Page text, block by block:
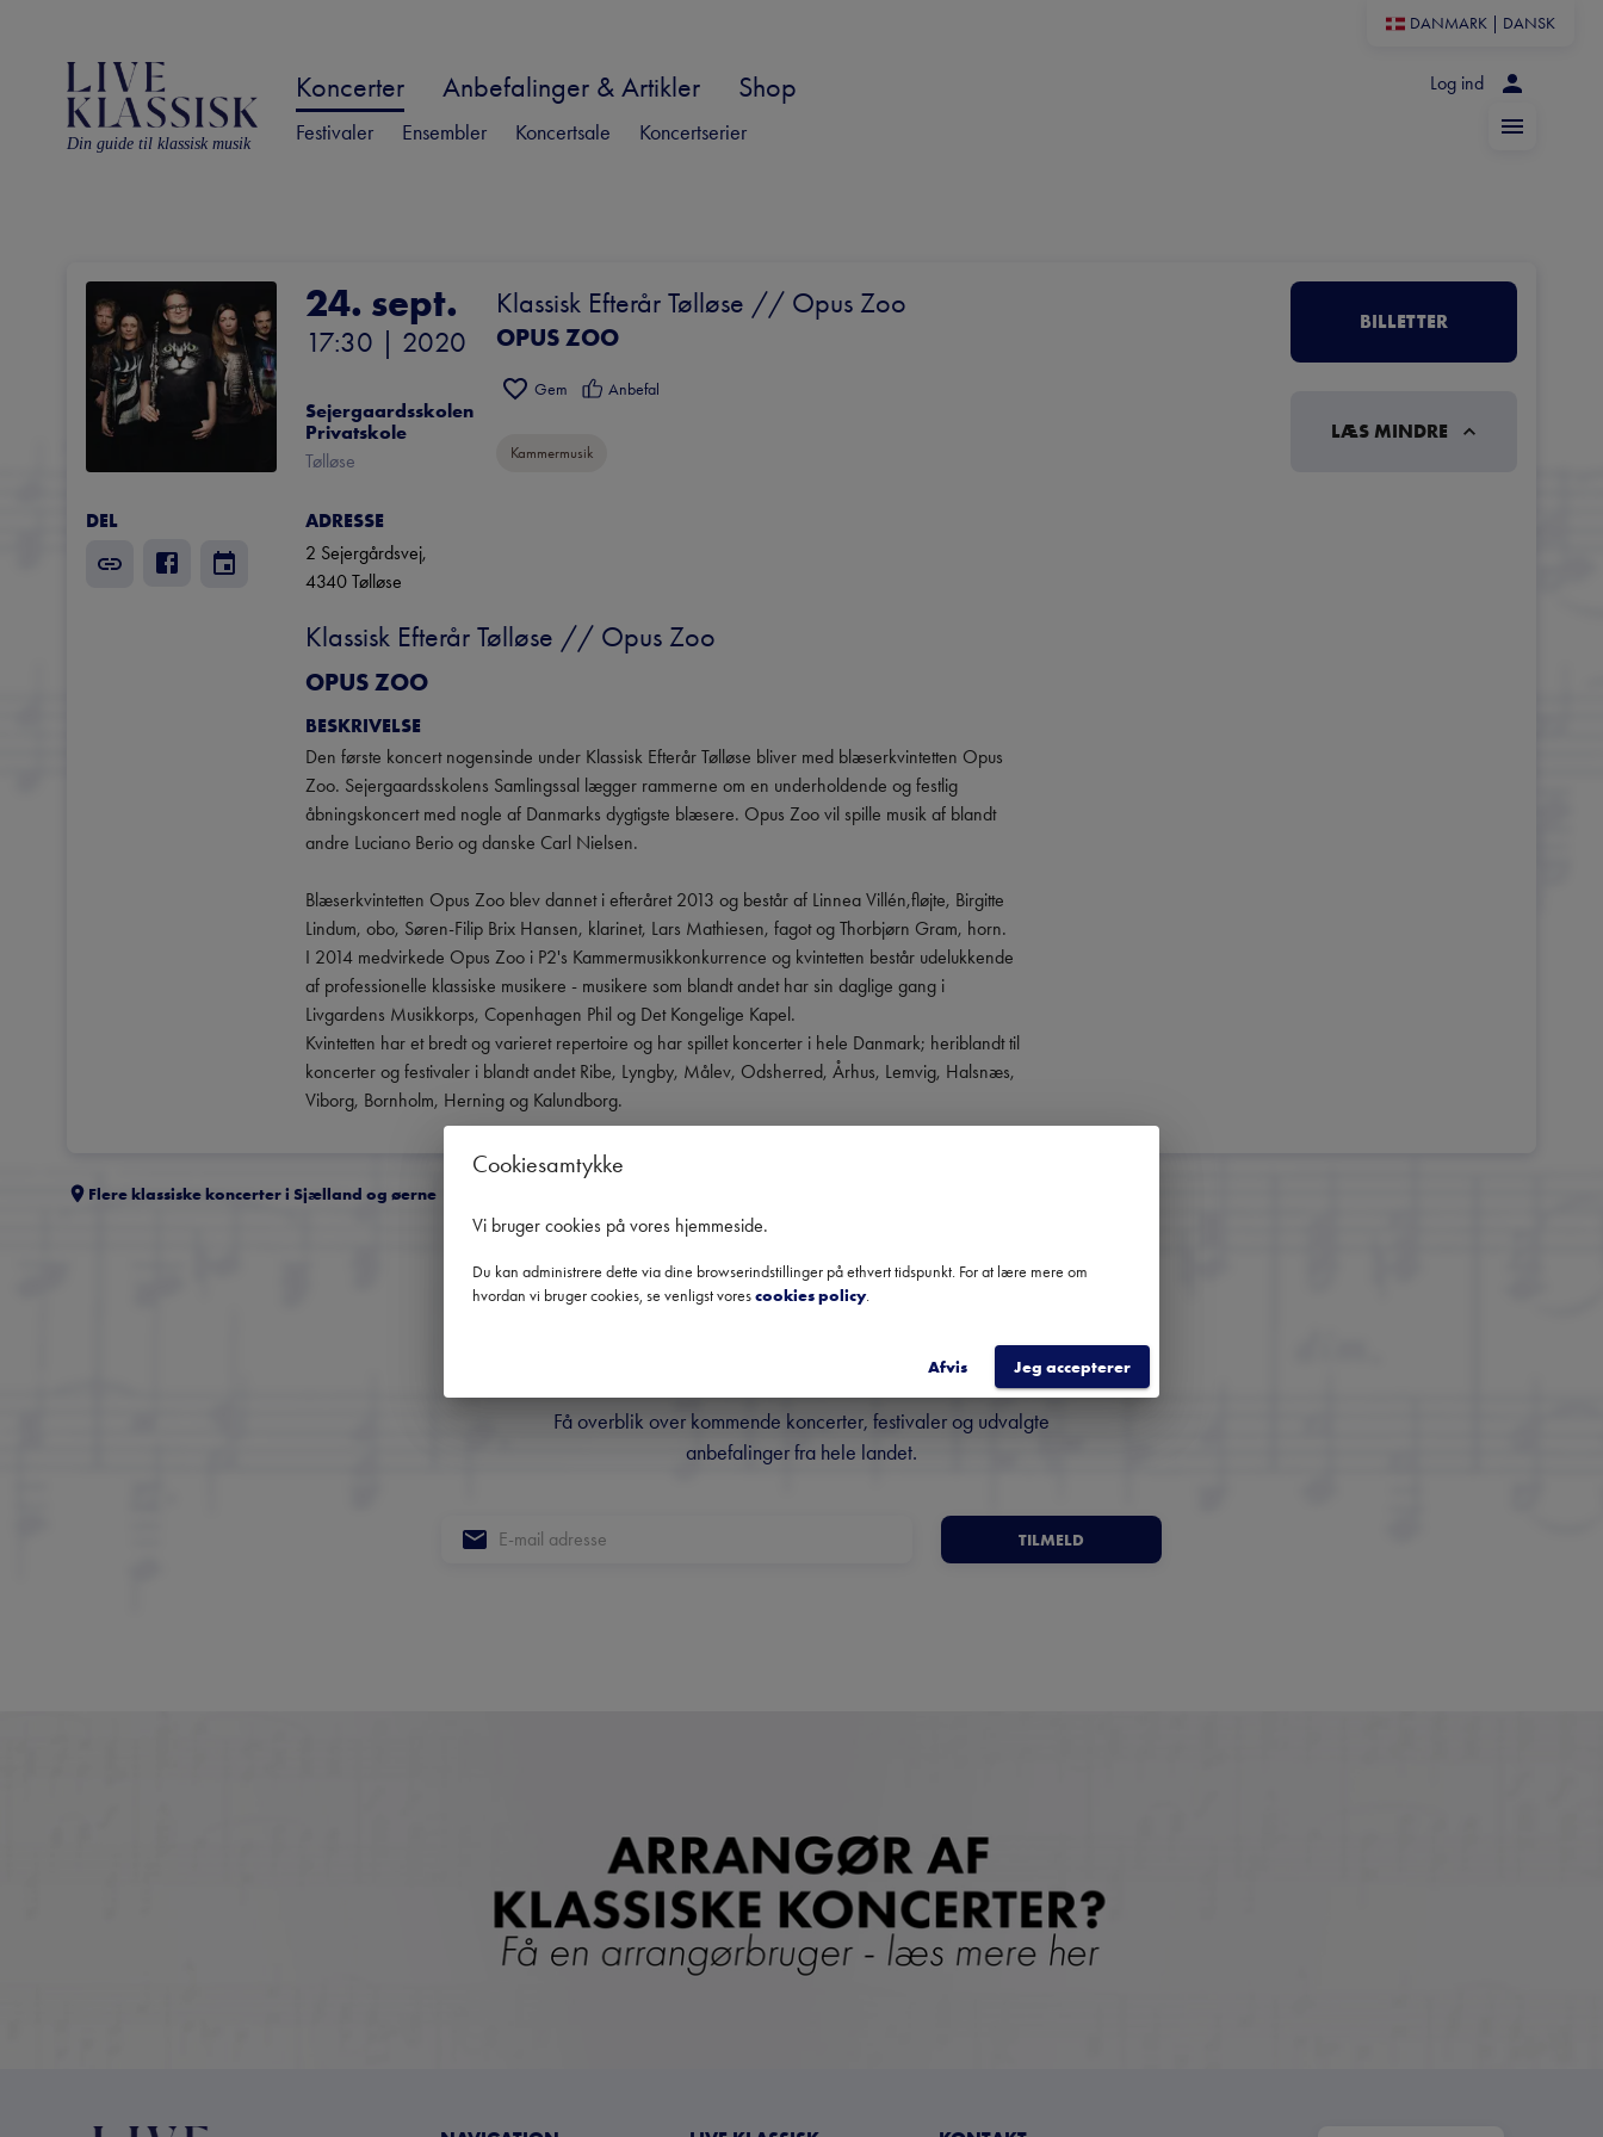
DANMARK DANSK
Din guide til klassisk musik
Koncerter Anbefalinger & Artikler Shop
Festivaler Ensembler Koncertsale Koncertserier
Log ind
24. sept.
17:30 | 2020
Sejergaardsskolen
Privatskole
Tølløse
Klassisk Efterår Tølløse // Opus Zoo
OPUS ZOO
Gem Anbefal
Kammermusik
BILLETTER
LÆS MINDRE
DEL
ADRESSE
2 Sejergårdsvej,
4340Tølløse
Klassisk Efterår Tølløse // Opus Zoo
OPUS ZOO
BESKRIVELSE
Den første koncert nogensinde under Klassisk Efterår Tølløse bliver med blæserkvintetten Opus
Zoo. Sejergaardsskolens Samlingssal lægger rammerne om en underholdende og festlig
åbningskoncert med nogle af Danmarks dygtigste blæsere. Opus Zoo vil spille musik af blandt
andre Luciano Berio og danske Carl Nielsen.
Blæserkvintetten Opus Zoo blev dannet i efteråret 2013 og består af Linnea Villén,fløjte, Birgitte
Lindum, obo, Søren-Filip Brix Hansen, klarinet, Lars Mathiesen, fagot og Thorbjørn Gram, horn.
I 2014 medvirkede Opus Zoo i P2's Kammermusikkonkurrence og kvintetten består udelukkende
af professionelle klassiske musikere - musikere som blandt andet har sin daglige gang i
Livgardens Musikkorps, Copenhagen Phil og Det Kongelige Kapel.
Kvintetten har et bredt og varieret repertoire og har spillet koncerter i hele Danmark; heriblandt til
koncerter og festivaler i blandt andet Ribe, Lyngby, Målev, Odsherred, Århus, Lemvig, Halsnæs,
Viborg, Bornholm, Herning og Kalundborg.
Flere klassiske koncerter i Sjælland og øerne
om klassisk musik
Få overblik over kommende koncerter, festivaler og udvalgte
anbefalinger fra hele landet.
TILMELD
Cookiesamtykke
Vi bruger cookies på vores hjemmeside.
Du kan administrere dette via dine browserindstillinger på ethvert tidspunkt. For at lære mere om
hvordan vi bruger cookies, se venligst vorescookies policy.
Afvis Jeg accepterer